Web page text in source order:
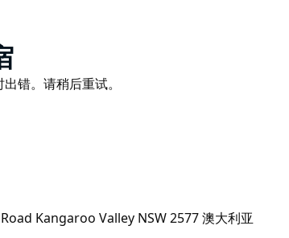
之一的魅力。
错。请稍后重试。
Kangaroo Valley NSW 2577 澳大利亚